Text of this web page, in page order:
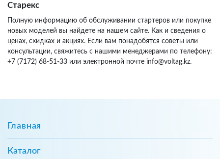
Старекс
Полную информацию об обслуживании стартеров или покупке
новых моделей вы найдете на нашем сайте. Как и сведения о
ценах, скидках и акциях. Если вам понадобятся советы или
консультации, свяжитесь с нашими менеджерами по телефону:
+7 (7172) 68-51-33 или электронной почте info@voltag.kz.
Главная
Каталог